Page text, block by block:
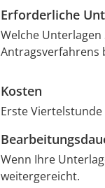
Erforderliche
Welche
Antragsverfahrens
Kosten
Erste
Wenn Ihre
weitergereicht.